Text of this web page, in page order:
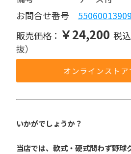
お問合せ番号
販売価格： ￥24,200 税
抜）
オンラインストア
いかがでしょうか？
当店では、軟式・硬式問わず野球